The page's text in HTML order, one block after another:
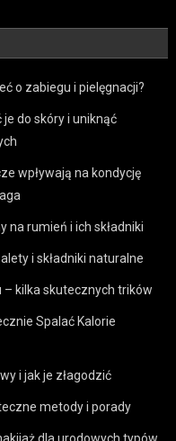
o zabiegu i pielęgnacji?
do skóry i uniknąć
wpływają na kondycję
na rumień i ich składniki
i składniki naturalne
– kilka skutecznych trików
Spalać Kalorie
i jak je złagodzić
metody i porady
dla urodowych typów